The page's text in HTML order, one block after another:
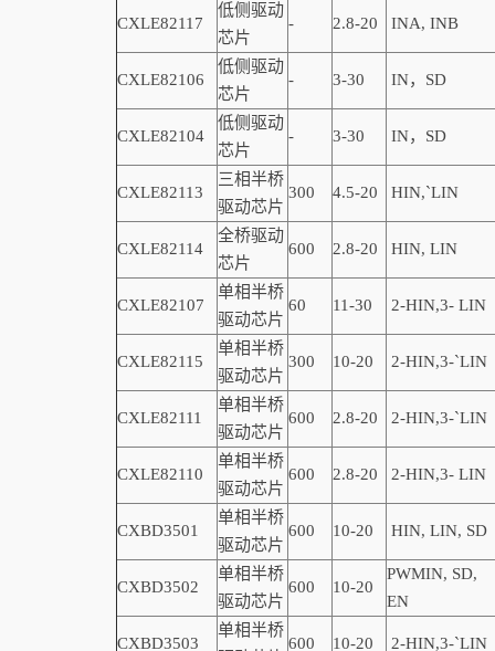
CXLE82117
低侧驱动
芯片
- 2.8-20 INA, INB
CXLE82106
低侧驱动
芯片
- 3-30 IN，SD
CXLE82104
低侧驱动
芯片
- 3-30 IN，SD
CXLE82113
三相半桥
驱动芯片
300 4.5-20 HIN,`LIN
CXLE82114
全桥驱动
芯片
600 2.8-20 HIN, LIN
CXLE82107
单相半桥
驱动芯片
60 11-30 2-HIN,3- LIN
CXLE82115
单相半桥
驱动芯片
300 10-20 2-HIN,3-`LIN
CXLE82111
单相半桥
驱动芯片
600 2.8-20 2-HIN,3-`LIN
CXLE82110
单相半桥
驱动芯片
600 2.8-20 2-HIN,3- LIN
CXBD3501
单相半桥
驱动芯片
600 10-20 HIN, LIN, SD
CXBD3502
单相半桥
驱动芯片
600 10-20
PWMIN, SD,
EN
CXBD3503
单相半桥
600 10-20 2-HIN,3-`LIN